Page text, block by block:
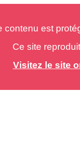
est
Ce site
Visitez le site